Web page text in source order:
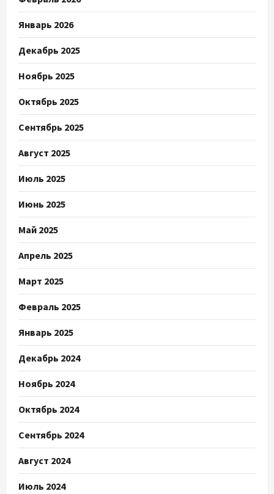
Январь 2026
Декабрь 2025
Ноябрь 2025
Октябрь 2025
Сентябрь 2025
Август 2025
Июль 2025
Июнь 2025
Май 2025
Апрель 2025
Март 2025
Февраль 2025
Январь 2025
Декабрь 2024
Ноябрь 2024
Октябрь 2024
Сентябрь 2024
Август 2024
Июль 2024